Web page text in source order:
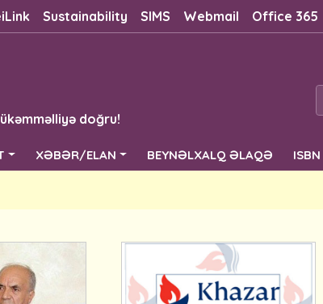
Sustainability SIMS Webmail Office 365
doğru!
XƏBƏR/ELAN BEYNƏLXALQ ƏLAQƏ